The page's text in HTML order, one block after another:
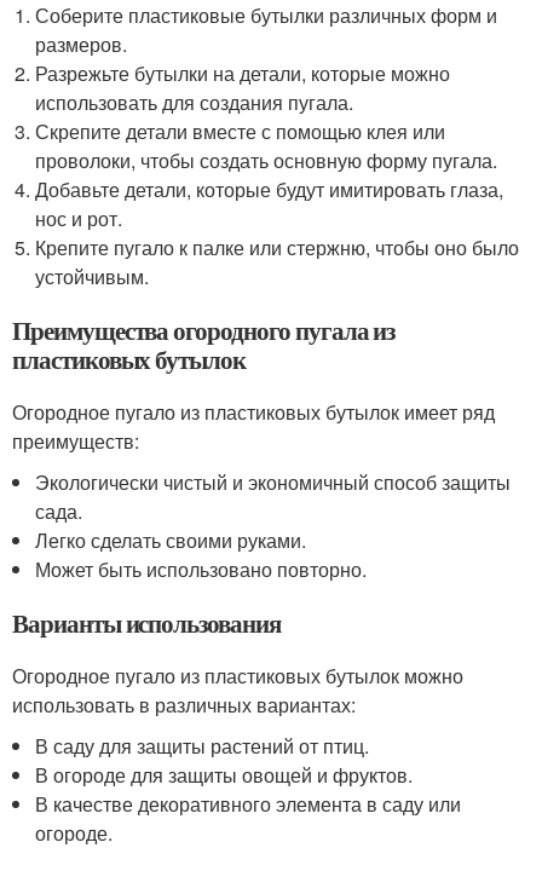
Соберите пластиковые бутылки различных форм и
размеров.
Разрежьте бутылки на детали, которые можно
использовать для создания пугала.
Скрепите детали вместе с помощью клея или
проволоки, чтобы создать основную форму пугала.
Добавьте детали, которые будут имитировать глаза,
нос и рот.
Крепите пугало к палке или стержню, чтобы оно было
устойчивым.
Преимущества огородного пугала из
пластиковых бутылок
Огородное пугало из пластиковых бутылок имеет ряд
преимуществ:
Экологически чистый и экономичный способ защиты
сада.
Легко сделать своими руками.
Может быть использовано повторно.
Варианты использования
Огородное пугало из пластиковых бутылок можно
использовать в различных вариантах:
В саду для защиты растений от птиц.
В огороде для защиты овощей и фруктов.
В качестве декоративного элемента в саду или
огороде.